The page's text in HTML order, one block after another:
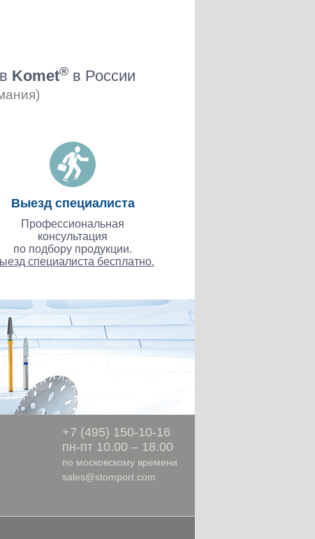
Komet®в России
Выезд специалиста
Профессиональная
консультация
по подбору продукции.
специалиста бесплатно.
+7 (495) 150-10-16
пн-пт 10.00 – 18.00
по московскому времени
sales@stomport.com